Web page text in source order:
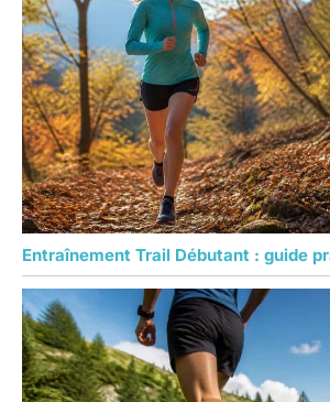
Entraînement Trail Débutant : guide